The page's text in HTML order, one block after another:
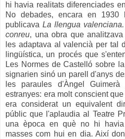
hi havia realitats diferenciades
No debades, encara en 1930
publicava La llengua
conreu, una obra que
les adaptava al valencià per tal
lingüística, un procés que
Les Normes de Castelló sobre
signarien sinó un parell d'anys
les paraules d'Àngel
estranyes: era molt conscient
era considerat un equivalent
públic que l'aplaudia al Teatre
una època en què no hi
masses com hui en dia. Així